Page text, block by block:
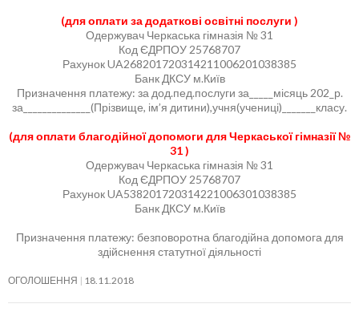
(для оплати за додаткові освітні послуги )
Одержувач Черкаська гімназія № 31
Код ЄДРПОУ 25768707
Рахунок UA268201720314211006201038385
Банк ДКСУ м.Київ
Призначення платежу: за дод.пед.послуги за_____місяць 202_р.
за______________(Прізвище, ім’я дитини),учня(учениці)_______класу.
(для оплати благодійної допомоги для Черкаської гімназії №
31 )
Одержувач Черкаська гімназія № 31
Код ЄДРПОУ 25768707
Рахунок UA538201720314221006301038385
Банк ДКСУ м.Київ
Призначення платежу: безповоротна благодійна допомога для
здійснення статутної діяльності
ОГОЛОШЕННЯ 18.11.2018